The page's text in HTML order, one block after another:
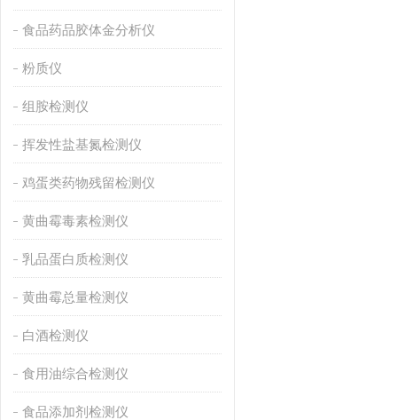
食品药品胶体金分析仪
粉质仪
组胺检测仪
挥发性盐基氮检测仪
鸡蛋类药物残留检测仪
黄曲霉毒素检测仪
乳品蛋白质检测仪
黄曲霉总量检测仪
白酒检测仪
食用油综合检测仪
食品添加剂检测仪